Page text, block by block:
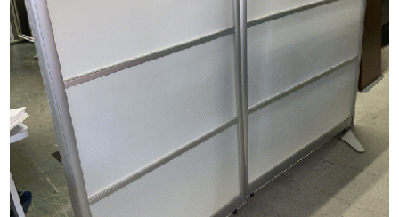
文具
金庫
その他